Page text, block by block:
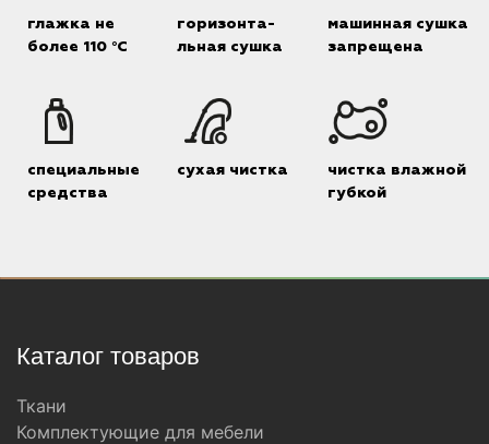
глажка не
более 110 °C
горизонта-
льная сушка
машинная сушка
запрещена
специальные
средства
сухая чистка
чистка влажной
губкой
Каталог товаров
Ткани
Комплектующие для мебели